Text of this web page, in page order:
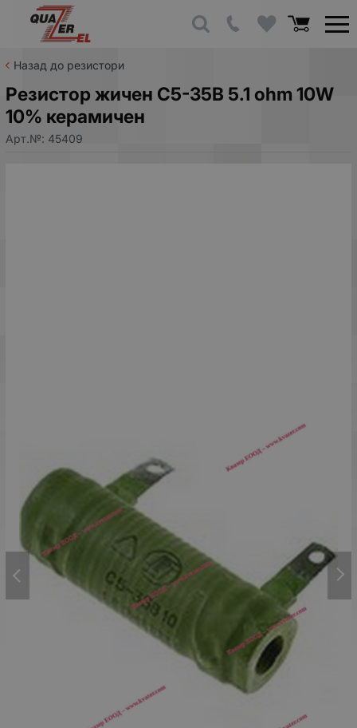
Назад до резистори
Резистор жичен С5-35В 5.1 ohm 10W
10% керамичен
Арт.№: 45409